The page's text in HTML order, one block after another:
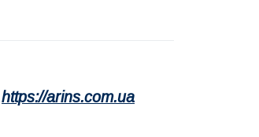
https://arins.com.ua